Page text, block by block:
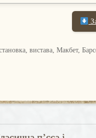
вистава, Макбет,